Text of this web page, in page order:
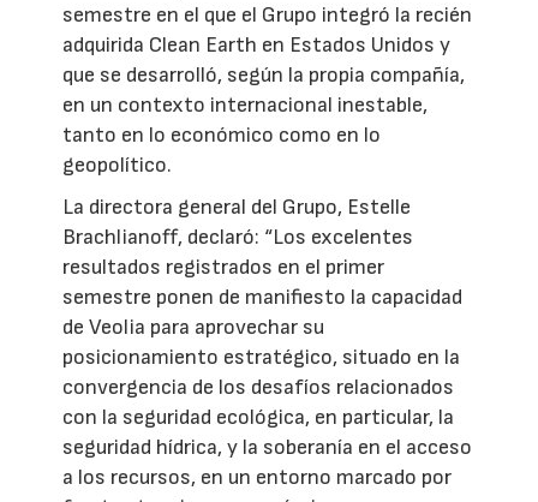
semestre en el que el Grupo integró la recién
adquirida Clean Earth en Estados Unidos y
que se desarrolló, según la propia compañía,
en un contexto internacional inestable,
tanto en lo económico como en lo
geopolítico.
La directora general del Grupo, Estelle
Brachlianoff, declaró: “Los excelentes
resultados registrados en el primer
semestre ponen de manifiesto la capacidad
de Veolia para aprovechar su
posicionamiento estratégico, situado en la
convergencia de los desafíos relacionados
con la seguridad ecológica, en particular, la
seguridad hídrica, y la soberanía en el acceso
a los recursos, en un entorno marcado por